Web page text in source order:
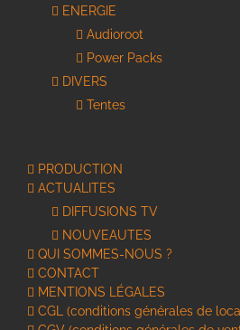
ENERGIE
Audioroot
Power Packs
DIVERS
Tentes
PRODUCTION
ACTUALITES
DIFFUSIONS TV
NOUVEAUTES
QUI SOMMES-NOUS ?
CONTACT
MENTIONS LÉGALES
CGL (conditions générales de